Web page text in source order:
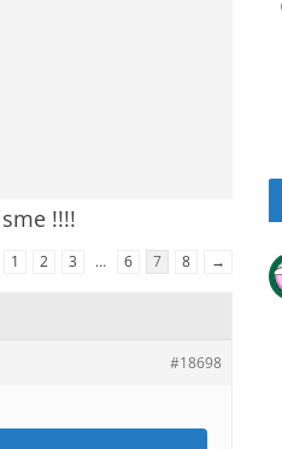
!!!!
1 2 3 … 6 7 8 →
#18698